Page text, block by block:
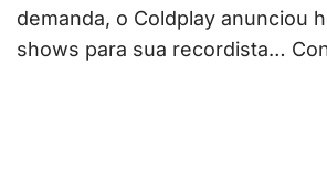
demanda, o Coldplay anunciou
shows para sua recordista…